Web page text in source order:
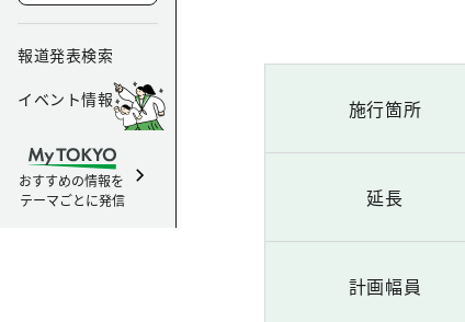
報道発表検索
イベント情報
おすすめの情報を
テーマごとに発信
施行箇所
延長
計画幅員